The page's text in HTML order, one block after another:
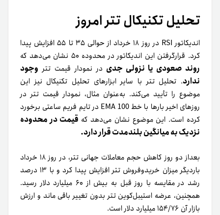
تحلیل تکنیکال تتر امروز
اندیکاتور RSI در روز ۱۸ خرداد از حوالی ۳۵ تا ۵۵ افزایش پیدا
کرد. قرارگرفتن این اندیکاتور در محدوده ۵۰ نشان می‌دهد که
روند صعودی یا نزولی جدی در نمودار قیمت تتر وجود
ندارد. تحلیل تتر با سایر ابزارهای تحلیل تکنیکال نیز این
موضوع را تأیید می‌کند. به‌عنوان مثال، نمودار قیمت تتر در
روزهای اخیر بارها با خط EMA 100 در تایم فریم ساعتی برخورد
کرده است. این موضوع نشان می‌دهد که قیمت در محدوده
نزدیک به میانگین بلندمدت قرار دارد.
بعداز دو روز کاهش حجم معاملات جهانی تتر، در روز ۱۸ خرداد
بار‌دیگر میزان خرید‌و‌فروش تتر افزایش پیدا کرد و با ۱۳ درصد
رشد در مقایسه با روز قبل به بیش از ۶۰ میلیارد دلار رسید.
همچنین، عرضه استیبل‌کوین تتر بدون تغییر باقی ماند و ارزش
بازار آن ۱۵۴/۷۶ میلیارد دلار است.